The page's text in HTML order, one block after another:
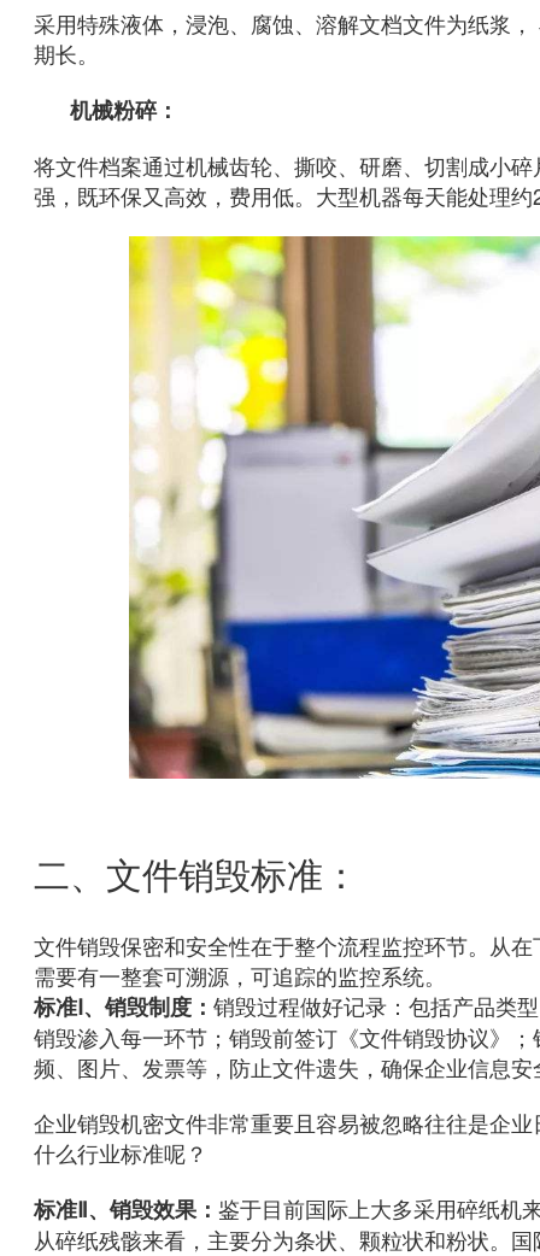
采用特殊液体，浸泡、腐蚀、溶解文档文件为纸浆
期长。
机械粉碎：
将文件档案通过机械齿轮、撕咬、研磨、切割成小
强，既环保又高效，费用低。大型机器每天能处理
二、文件销毁标准：
文件销毁保密和安全性在于整个流程监控环节。从
需要有一整套可溯源，可追踪的监控系统。
标准Ⅰ、销毁制度： 销毁过程做好记录： 包括产品类
销毁渗入每一环节；销毁前签订《文件销毁协议》
频、图片、发票等，防止文件遗失，确保企业信息安
企业销毁机密文件非常重要且容易被忽略往往是企
什么行业标准呢？
标准Ⅱ、销毁效果： 鉴于目前国际上大多采用碎纸机
从碎纸残骸来看，主要分为条状、颗粒状和粉状。